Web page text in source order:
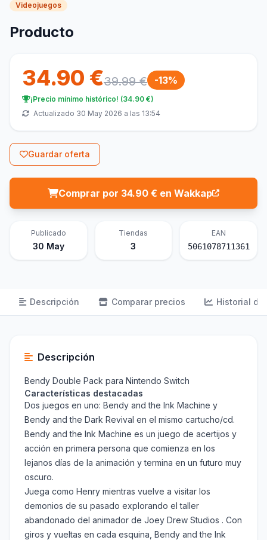
Videojuegos
Producto
34.90 €39.99 € -13%
¡Precio mínimo histórico! (34.90 €)
Actualizado 30 May 2026 a las 13:54
Guardar oferta
Comprar por 34.90 € en Wakkap
Publicado
30 May
Tiendas
3
EAN
5061078711361
Descripción Comparar precios Historial de
Descripción
Bendy Double Pack para Nintendo Switch
Características destacadas
Dos juegos en uno: Bendy and the Ink Machine y
Bendy and the Dark Revival en el mismo cartucho/cd.
Bendy and the Ink Machine es un juego de acertijos y
acción en primera persona que comienza en los
lejanos días de la animación y termina en un futuro muy
oscuro.
Juega como Henry mientras vuelve a visitar los
demonios de su pasado explorando el taller
abandonado del animador de Joey Drew Studios . Con
giros y vueltas en cada esquina, Bendy and the Ink